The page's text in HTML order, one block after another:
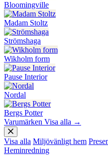
Bloomingville
Madam Stoltz
Strömshaga
Wikholm form
Pause Interior
Nordal
Bergs Potter
Varumärken Visa alla →
Visa alla Miljövänligt hem
Heminredning